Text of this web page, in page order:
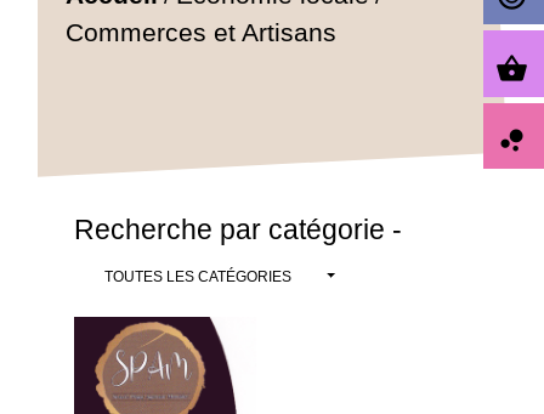
Commerces et Artisans
Recherche par catégorie -
TOUTES LES CATÉGORIES
shopping_basket
bubble_chart